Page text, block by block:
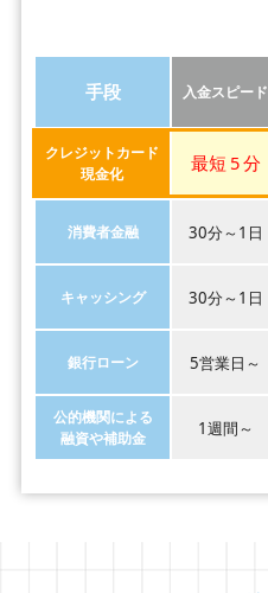
手段 入金スピード
クレジットカード
現金化
最短 5 分
消費者金融 30分～1日
キャッシング 30分～1日
銀行ローン 5営業日～
公的機関による
融資や補助金
1週間～